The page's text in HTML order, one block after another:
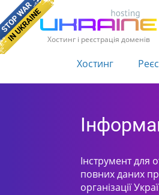
Хостинг і реєстрація доменів
Хостинг
Інструмент для
повних даних
організації